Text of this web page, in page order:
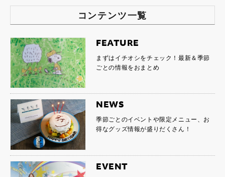
コンテンツ一覧
FEATURE
まずはイチオシをチェック！最新＆季節
ごとの情報をおまとめ
NEWS
季節ごとのイベントや限定メニュー、お
得なグッズ情報が盛りだくさん！
EVENT